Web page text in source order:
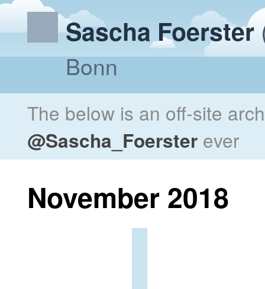
Sascha Foerster
Bonn
The below is an off-site
@Sascha_Foerster ever
November 2018